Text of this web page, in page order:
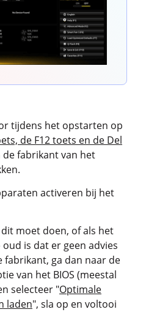
tijdens het opstarten op
de F12 toets en de Del
de fabrikant van het
activeren bij het
moet doen, of als het
is dat er geen advies
fabrikant, ga dan naar de
van het BIOS (meestal
selecteer "Optimale
laden", sla op en voltooi